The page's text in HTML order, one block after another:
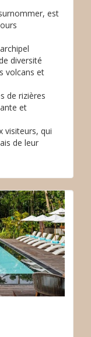
est
diversité
volcans et
de rizières
et
visiteurs, qui
de leur